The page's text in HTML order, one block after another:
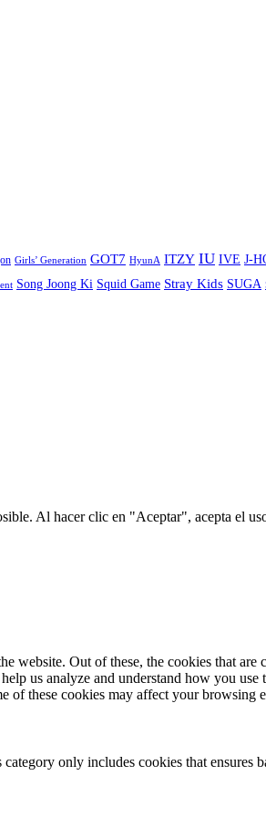
Girls’ Generation GOT7 HyunA ITZY IU IVE J-
Song Joong Ki Squid Game Stray Kids SUGA
Al hacer clic en "Aceptar", acepta el
Out of these, the cookies that are
us analyze and understand how you
of these cookies may affect your browsing
only includes cookies that